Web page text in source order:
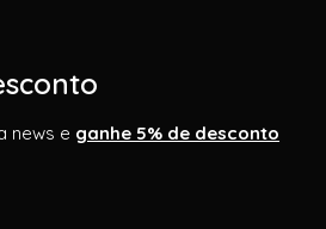
news e ganhe 5% de desconto